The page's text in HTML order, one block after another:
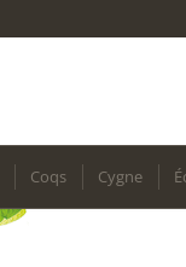
Coqs Cygne